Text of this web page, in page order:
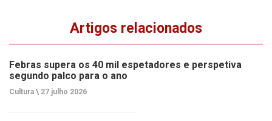
Artigos relacionados
Febras supera os 40 mil espetadores e perspetiva
segundo palco para o ano
Cultura \ 27 julho 2026